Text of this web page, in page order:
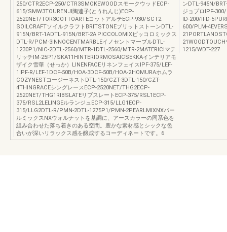
250/CTR2ECP-250/CTR3SMOKEWOODスモークウッドECP-
615/SMW3TOURENJI陶連子(とうれんじ)ECP-
2520NET/TOR3COTTOARTEコットアルテECP-930/SCT2
SOILCRAFTソイルクラフトBRITSTONEブリットストーンDTL-
915N/BRT-1ADTL-915N/BRT-2A PICCOLOMIXピッコロミックス
DTL-R/PCM-3INNOCENTMARBLEイノセントマーブルDTL-
1230P1/NIC-2DTL-2560/MTR-1DTL-2560/MTR-2MATERICIマテ
リッチIM-25P1/SKA11HINTERIORMOSAICSEKKAインテリアモ
ザイク雪華（せっか）LINENFACEリネンフェイスIPF-375/LEF-
1IPF-R/LEF-1DCF-50B/HOA-3DCF-50B/HOA-2 HOMURAホムラ
COZYNESTコージーネストDTL-150/CZT-3DTL-150/CZT-
4THINGRACEシングレースECP-2520NET/THG2ECP-
2520NET/THG1RIBSLATEリブスレートECP-375/RSL1ECP-
375/RSL2LELINGEルランジュECP-315/LLG1ECP-
315/LLG2DTL-R/PMN-2DTL-1275P1/PMN-2PEARLMIXNXパー
ルミックスNXウォルナットを基調に、アースカラーの同系色を
組み合わせた落ち着きのある空間。豊かな素材感とシックな色
合いが深いリラックス感を醸成するコーディネートです。6
ンDTL-945N/
ジョプロIPF-
ID-200/IFD-
600/PLM-
1215/WDT-227